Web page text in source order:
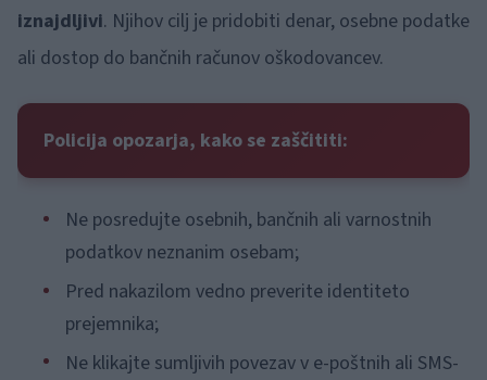
iznajdljivi. Njihov cilj je pridobiti denar, osebne podatke
ali dostop do bančnih računov oškodovancev.
Policija opozarja, kako se zaščititi:
Ne posredujte osebnih, bančnih ali varnostnih
podatkov neznanim osebam;
Pred nakazilom vedno preverite identiteto
prejemnika;
Ne klikajte sumljivih povezav v e-poštnih ali SMS-